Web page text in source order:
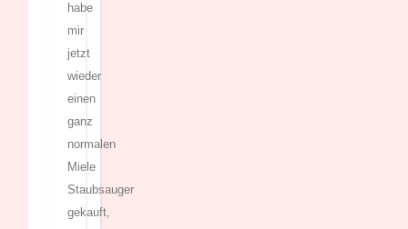
habe
mir
jetzt
wieder
einen
ganz
normalen
Miele
Staubsauger
gekauft,